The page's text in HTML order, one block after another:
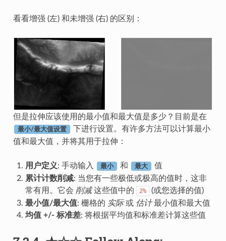
看看增强 (左) 和未增强 (右) 的区别：
但是拉伸应该使用的最小值和最大值是多少？目前是在
最小/最大值设置
下进行设置。有许多方法可以计算最小
值和最大值，并将其用于拉伸：
用户定义: 手动输入 最小 和 最大
值
累计计数削减: 当您有一些极低或极高的值时，这非
常有用。它会 削减这些值中的 2%
(或您选择的值)
最小值/最大值: 栅格的 实际或 估计最小值和最大值
均值 +/- 标准差: 将根据平均值和标准差计算这些值